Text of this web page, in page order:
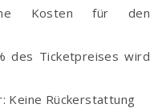
Kosten für den
des Ticketpreises wird
Keine Rückerstattung